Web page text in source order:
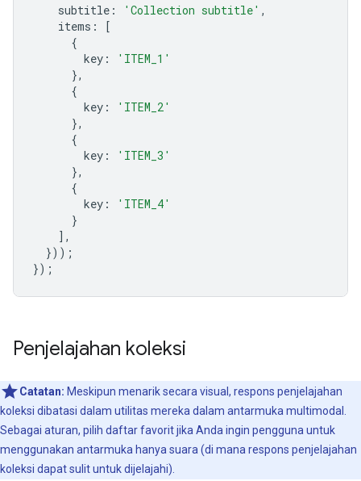
subtitle : 'Collection subtitle' ,
items :
[
{
key :
'ITEM_1'
},
{
key :
'ITEM_2'
},
{
key :
'ITEM_3'
},
{
key :
'ITEM_4'
}
],
}));
});
Penjelajahan koleksi
Catatan: Meskipun menarik secara visual, respons penjelajahan
koleksi dibatasi dalam utilitas mereka dalam antarmuka multimodal.
Sebagai aturan, pilih daftar favorit jika Anda ingin pengguna untuk
menggunakan antarmuka hanya suara (di mana respons penjelajahan
koleksi dapat sulit untuk dijelajahi).